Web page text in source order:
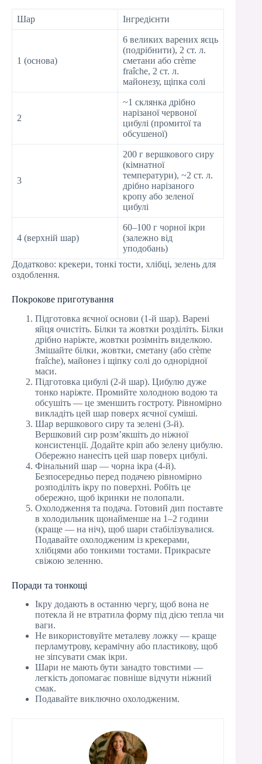
Шар Інгредієнти
1 (основа)
6 великих варених яєць
(подрібнити), 2 ст. л.
сметани або crème
fraîche, 2 ст. л.
майонезу, щіпка солі
2
~1 склянка дрібно
нарізаної червоної
цибулі (промитої та
обсушеної)
3
200 г вершкового сиру
(кімнатної
температури), ~2 ст. л.
дрібно нарізаного
кропу або зеленої
цибулі
4 (верхній шар)
60–100 г чорної ікри
(залежно від
уподобань)
Додатково: крекери, тонкі тости, хлібці, зелень для
оздоблення.
Покрокове приготування
Підготовка яєчної основи (1-й шар). Варені
яйця очистіть. Білки та жовтки розділіть. Білки
дрібно наріжте, жовтки розімніть виделкою.
Змішайте білки, жовтки, сметану (або crème
fraîche), майонез і щіпку солі до однорідної
маси.
Підготовка цибулі (2-й шар). Цибулю дуже
тонко наріжте. Промийте холодною водою та
обсушіть — це зменшить гостроту. Рівномірно
викладіть цей шар поверх яєчної суміші.
Шар вершкового сиру та зелені (3-й).
Вершковий сир розм’якшіть до ніжної
консистенції. Додайте кріп або зелену цибулю.
Обережно нанесіть цей шар поверх цибулі.
Фінальний шар — чорна ікра (4-й).
Безпосередньо перед подачею рівномірно
розподіліть ікру по поверхні. Робіть це
обережно, щоб ікринки не полопали.
Охолодження та подача. Готовий дип поставте
в холодильник щонайменше на 1–2 години
(краще — на ніч), щоб шари стабілізувалися.
Подавайте охолодженим із крекерами,
хлібцями або тонкими тостами. Прикрасьте
свіжою зеленню.
Поради та тонкощі
Ікру додають в останню чергу, щоб вона не
потекла й не втратила форму під дією тепла чи
ваги.
Не використовуйте металеву ложку — краще
перламутрову, керамічну або пластикову, щоб
не зіпсувати смак ікри.
Шари не мають бути занадто товстими —
легкість допомагає повніше відчути ніжний
смак.
Подавайте виключно охолодженим.